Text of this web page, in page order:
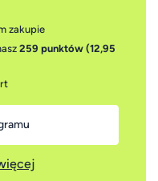
zakupie
259 punktów (12,95